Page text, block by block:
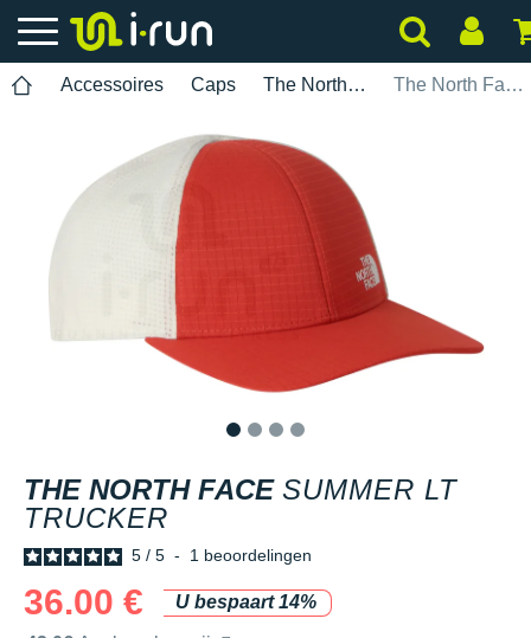
Accessoires Caps The North Face The North Face Summer LT Trucker
THE NORTH FACE SUMMER LT
TRUCKER
5 / 5 - 1 beoordelingen
36.00 €
U bespaart 14%